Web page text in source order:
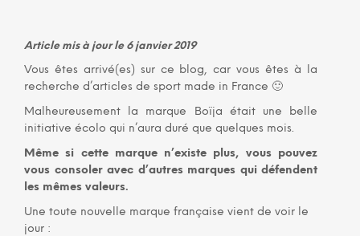
Article mis à jour le 6 janvier 2019
Vous êtes arrivé(es) sur ce blog, car vous êtes à la
recherche d’articles de sport made in France 🙂
Malheureusement la marque Boïja était une belle
initiative écolo qui n’aura duré que quelques mois.
Même si cette marque n’existe plus, vous pouvez
vous consoler avec d’autres marques qui défendent
les mêmes valeurs.
Une toute nouvelle marque française vient de voir le
jour :